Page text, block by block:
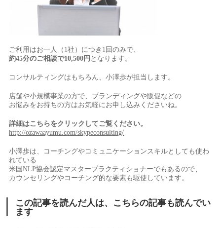
ご利用はお一人（1社）につき1回のみで、
約45分のご相談で10,500円 となります。
コンサルティングはもちろん、小澤歩が担当します。
店舗や小規模事業の方で、ブランディングや販促などの
お悩みをお持ちの方はお気軽にお申し込みくださいね。
詳細はこちらをクリックしてご覧ください。
http://ozawaayumu.com/skypeconsulting/
小澤歩は、コーチングやコミュニケーションスキルとしても使わ
れている
米国NLP協会認定マスタープラクティショナーでもあるので、
カウンセリングやコーチング的な要素も駆使しています。
この記事を読んだ人は、こちらの記事も読んでい
ます